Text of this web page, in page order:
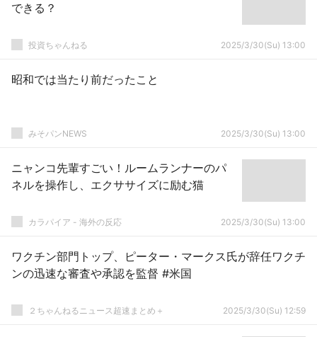
できる？
投資ちゃんねる 2025/3/30(Su) 13:00
昭和では当たり前だったこと
みそパンNEWS 2025/3/30(Su) 13:00
ニャンコ先輩すごい！ルームランナーのパ
ネルを操作し、エクササイズに励む猫
カラパイア - 海外の反応 2025/3/30(Su) 13:00
ワクチン部門トップ、ピーター・マークス氏が辞任ワクチ
ンの迅速な審査や承認を監督 #米国
２ちゃんねるニュース超速まとめ＋ 2025/3/30(Su) 12:59